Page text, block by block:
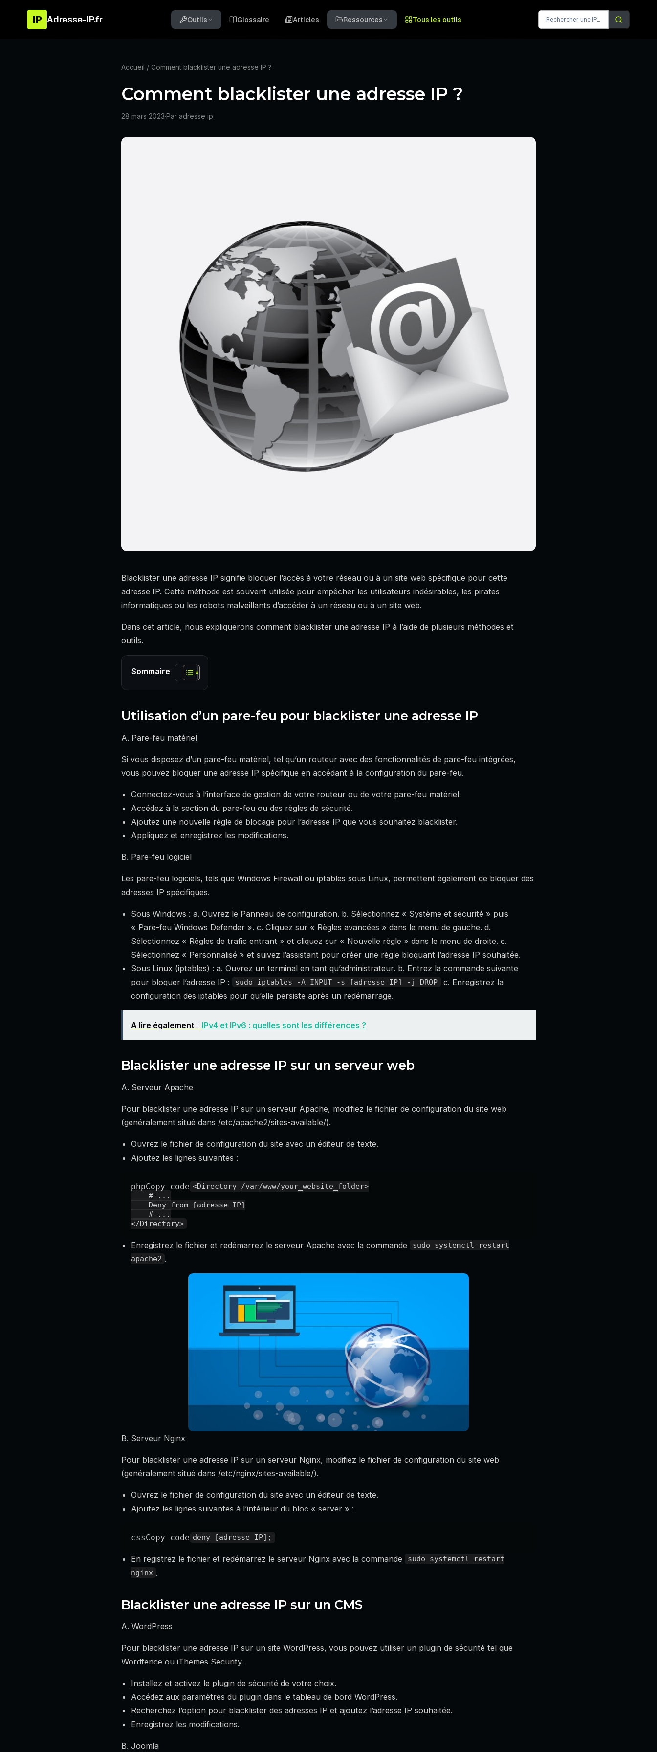
IP Adresse-IP.fr Outils Glossaire Articles Ressources Tous les outils
Accueil / Comment blacklister une adresse IP ?
Comment blacklister une adresse IP ?
28 mars 2023·Par adresse ip
Blacklister une adresse IP signifie bloquer l’accès à votre réseau ou à un site web spécifique pour cette
adresse IP. Cette méthode est souvent utilisée pour empêcher les utilisateurs indésirables, les pirates
informatiques ou les robots malveillants d’accéder à un réseau ou à un site web.
Dans cet article, nous expliquerons comment blacklister une adresse IP à l’aide de plusieurs méthodes et
outils.
Sommaire
Utilisation d’un pare-feu pour blacklister une adresse IP
A. Pare-feu matériel
Si vous disposez d’un pare-feu matériel, tel qu’un routeur avec des fonctionnalités de pare-feu intégrées,
vous pouvez bloquer une adresse IP spécifique en accédant à la configuration du pare-feu.
Connectez-vous à l’interface de gestion de votre routeur ou de votre pare-feu matériel.
Accédez à la section du pare-feu ou des règles de sécurité.
Ajoutez une nouvelle règle de blocage pour l’adresse IP que vous souhaitez blacklister.
Appliquez et enregistrez les modifications.
B. Pare-feu logiciel
Les pare-feu logiciels, tels que Windows Firewall ou iptables sous Linux, permettent également de bloquer des
adresses IP spécifiques.
Sous Windows : a. Ouvrez le Panneau de configuration. b. Sélectionnez « Système et sécurité » puis
« Pare-feu Windows Defender ». c. Cliquez sur « Règles avancées » dans le menu de gauche. d.
Sélectionnez « Règles de trafic entrant » et cliquez sur « Nouvelle règle » dans le menu de droite. e.
Sélectionnez « Personnalisé » et suivez l’assistant pour créer une règle bloquant l’adresse IP souhaitée.
Sous Linux (iptables) : a. Ouvrez un terminal en tant qu’administrateur. b. Entrez la commande suivante
pour bloquer l’adresse IP :
sudo iptables -A INPUT -s [adresse IP] -j DROP
c. Enregistrez la
configuration des iptables pour qu’elle persiste après un redémarrage.
A lire également : IPv4 et IPv6 : quelles sont les différences ?
Blacklister une adresse IP sur un serveur web
A. Serveur Apache
Pour blacklister une adresse IP sur un serveur Apache, modifiez le fichier de configuration du site web
(généralement situé dans /etc/apache2/sites-available/).
Ouvrez le fichier de configuration du site avec un éditeur de texte.
Ajoutez les lignes suivantes :
phpCopy code <Directory /var/www/your_website_folder>
Enregistrez le fichier et redémarrez le serveur Apache avec la commande
sudo systemctl restart
apache2 .
B. Serveur Nginx
Pour blacklister une adresse IP sur un serveur Nginx, modifiez le fichier de configuration du site web
(généralement situé dans /etc/nginx/sites-available/).
Ouvrez le fichier de configuration du site avec un éditeur de texte.
Ajoutez les lignes suivantes à l’intérieur du bloc « server » :
cssCopy code
En registrez le fichier et redémarrez le serveur Nginx avec la commande
sudo systemctl restart
nginx .
Blacklister une adresse IP sur un CMS
A. WordPress
Pour blacklister une adresse IP sur un site WordPress, vous pouvez utiliser un plugin de sécurité tel que
Wordfence ou iThemes Security.
Installez et activez le plugin de sécurité de votre choix.
Accédez aux paramètres du plugin dans le tableau de bord WordPress.
Recherchez l’option pour blacklister des adresses IP et ajoutez l’adresse IP souhaitée.
Enregistrez les modifications.
B. Joomla